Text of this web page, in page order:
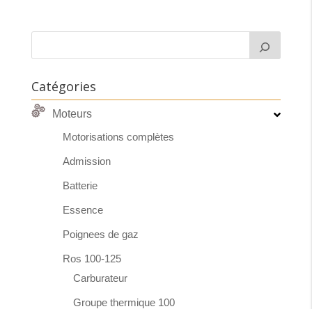
Catégories
Moteurs
Motorisations complètes
Admission
Batterie
Essence
Poignees de gaz
Ros 100-125
Carburateur
Groupe thermique 100